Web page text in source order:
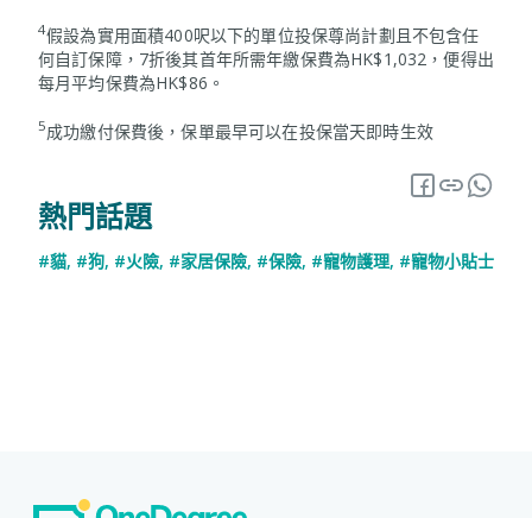
4假設為實用面積400呎以下的單位投保尊尚計劃且不包含任
何自訂保障，7折後其首年所需年繳保費為HK$1,032，便得出
每月平均保費為HK$86。
5成功繳付保費後，保單最早可以在投保當天即時生效
熱門話題
#貓, #狗, #火險, #家居保險, #保險, #寵物護理, #寵物小貼士